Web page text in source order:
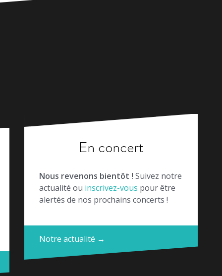
En concert
Nous revenons bientôt ! Suivez notre
actualité ou inscrivez-vous pour être
alertés de nos prochains concerts !
Notre actualité →